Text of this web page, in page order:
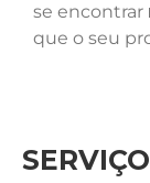
se encontrar
que o seu